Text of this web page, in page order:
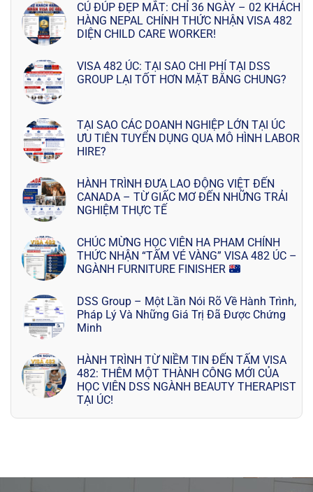
CÚ ĐÚP ĐẸP MẮT: CHỈ 36 NGÀY – 02 KHÁCH
HÀNG NEPAL CHÍNH THỨC NHẬN VISA 482
DIỆN CHILD CARE WORKER!
VISA 482 ÚC: TẠI SAO CHI PHÍ TẠI DSS
GROUP LẠI TỐT HƠN MẶT BẰNG CHUNG?
TẠI SAO CÁC DOANH NGHIỆP LỚN TẠI ÚC
ƯU TIÊN TUYỂN DỤNG QUA MÔ HÌNH LABOR
HIRE?
HÀNH TRÌNH ĐƯA LAO ĐỘNG VIỆT ĐẾN
CANADA – TỪ GIẤC MƠ ĐẾN NHỮNG TRẢI
NGHIỆM THỰC TẾ
CHÚC MỪNG HỌC VIÊN HA PHAM CHÍNH
THỨC NHẬN “TẤM VÉ VÀNG” VISA 482 ÚC –
NGÀNH FURNITURE FINISHER
DSS Group – Một Lần Nói Rõ Về Hành Trình,
Pháp Lý Và Những Giá Trị Đã Được Chứng
Minh
HÀNH TRÌNH TỪ NIỀM TIN ĐẾN TẤM VISA
482: THÊM MỘT THÀNH CÔNG MỚI CỦA
HỌC VIÊN DSS NGÀNH BEAUTY THERAPIST
TẠI ÚC!